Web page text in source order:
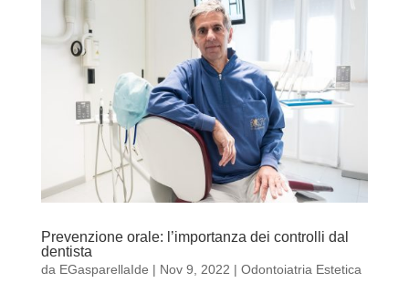
Prevenzione orale: l’importanza dei controlli dal
dentista
da EGasparellaIde | Nov 9, 2022 | Odontoiatria Estetica